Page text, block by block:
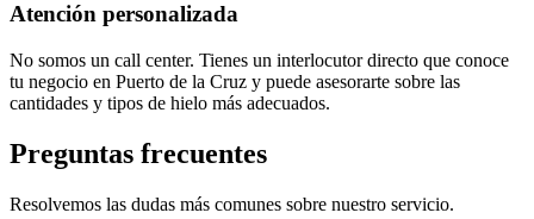
Atención personalizada
No somos un call center. Tienes un interlocutor directo que conoce
tu negocio en Puerto de la Cruz y puede asesorarte sobre las
cantidades y tipos de hielo más adecuados.
Preguntas frecuentes
Resolvemos las dudas más comunes sobre nuestro servicio.